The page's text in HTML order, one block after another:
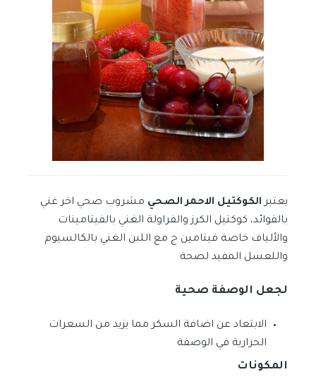
يعتبر الكوكتيل الاحمر الصحي مشروب صحي اخر غني
بالفوائد، كوكتيل الكرز والفراولة الغني بالفيتامينات
والألياف خاصة فيتامين ج مع اللبن الغني بالكالسيوم
واللعسل المفيد لصحة
لجعل الوصفة صحية
الابتعاد عن اضافة السكر مما يزيد من السعرات
الحرارية في الوصفة
المكونات